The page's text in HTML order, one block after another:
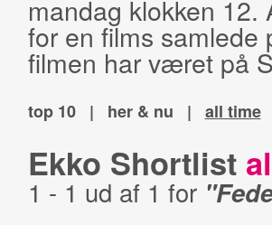
mandag klokken 12.
for en films samlede
filmen har været på
top 10 | her & nu | all time
Ekko Shortlist
1 - 1 ud af 1 for